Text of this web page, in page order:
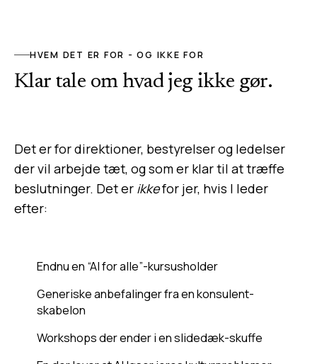
HVEM DET ER FOR - OG IKKE FOR
Klar tale om hvad jeg ikke gør.
Det er for direktioner, bestyrelser og ledelser
der vil arbejde tæt, og som er klar til at træffe
beslutninger. Det er ikkefor jer, hvis I leder
efter:
Endnu en “AI for alle”-kursusholder
Generiske anbefalinger fra en konsulent-
skabelon
Workshops der ender i en slidedæk-skuffe